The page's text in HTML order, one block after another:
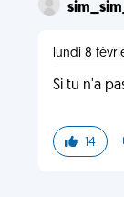
lundi 8
Si tu n'a
14